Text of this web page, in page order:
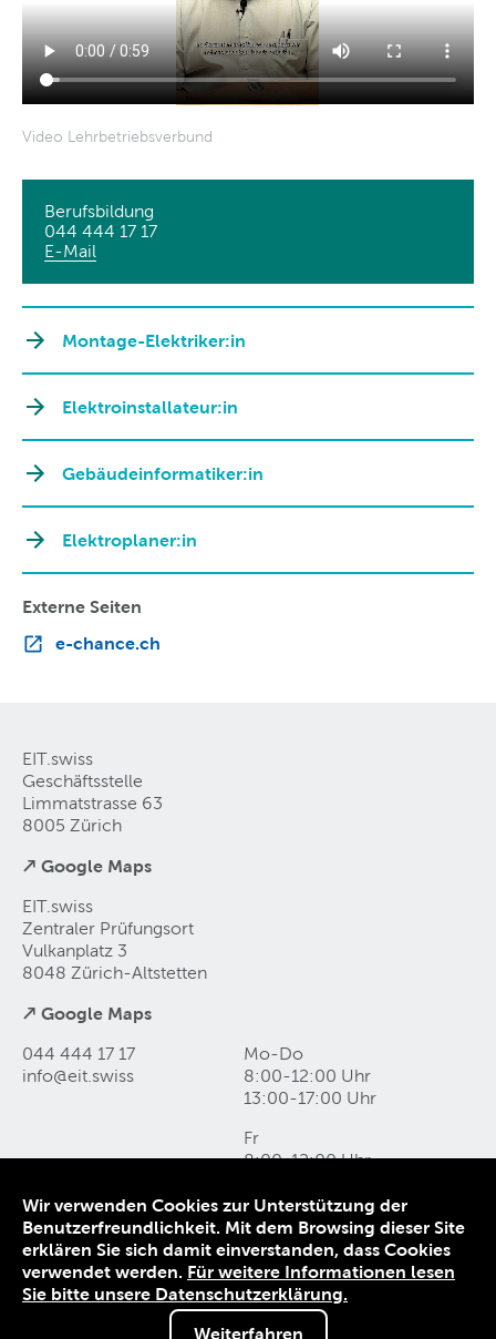
Video Lehrbetriebsverbund
Berufsbildung
044 444 17 17
E-Mail
Montage-Elektriker:in
Elektroinstallateur:in
Gebäudeinformatiker:in
Elektroplaner:in
Externe Seiten
e-chance.ch
EIT.swiss
Geschäftsstelle
Limmatstrasse 63
8005 Zürich
↗ Google Maps
EIT.swiss
Zentraler Prüfungsort
Vulkanplatz 3
8048 Zürich-Altstetten
↗ Google Maps
044 444 17 17
info@eit swiss
Mo-Do
8:00-12:00 Uhr
13:00-17:00 Uhr
Fr
8:00-12:00 Uhr
Kontakt und Anfahrt
Datenschutz
Impressum
AGB
Wir verwenden Cookies zur Unterstützung der
Benutzerfreundlichkeit. Mit dem Browsing dieser Site
erklären Sie sich damit einverstanden, dass Cookies
verwendet werden. Für weitere Informationen lesen
Sie bitte unsere Datenschutzerklärung.
Weiterfahren